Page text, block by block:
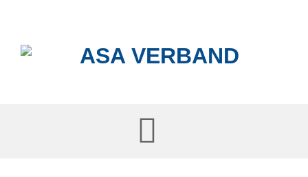
content